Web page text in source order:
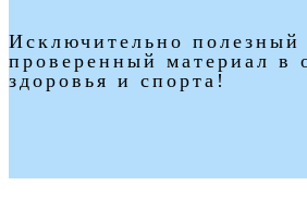
Исключительно полезный
проверенный материал в
здоровья и спорта!